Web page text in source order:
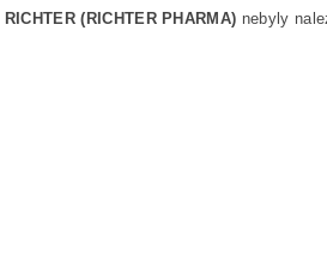
RICHTER (RICHTER PHARMA) nebyly